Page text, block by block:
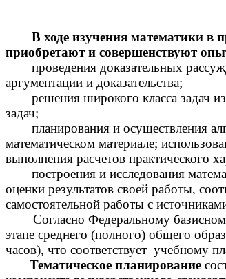
В ходе изучения математики в
приобретают и совершенствуют
проведения доказательных
аргументации и доказательства;
решения широкого класса задач
задач;
планирования и осуществления
математическом материале;
выполнения расчетов практического
построения и исследования
оценки результатов своей работы,
самостоятельной работы с
Согласно Федеральному базисному
этапе среднего (полного) общего
часов), что соответствует учебному
Тематическое планирование